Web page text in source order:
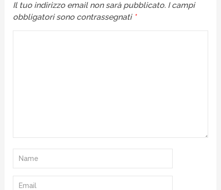
Il tuo indirizzo email non sarà pubblicato. I campi
obbligatori sono contrassegnati *